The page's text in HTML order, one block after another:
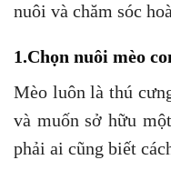
nuôi và chăm sóc
1.Chọn nuôi mèo
Mèo luôn là thú
và muốn sở hữu
phải ai cũng biết